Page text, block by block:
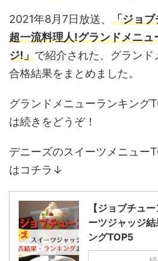
2021年8月7日放送、 「ジョ
超一流料理人!グランドメニュ
ジ!」で紹介された、グラン
合格結果をまとめました。
グランドメニューランキング
は続きをどうぞ！
デニーズのスイーツメニュー
はコチラ↓
【ジョブチュ
ーツジャッジ
ングTOP5